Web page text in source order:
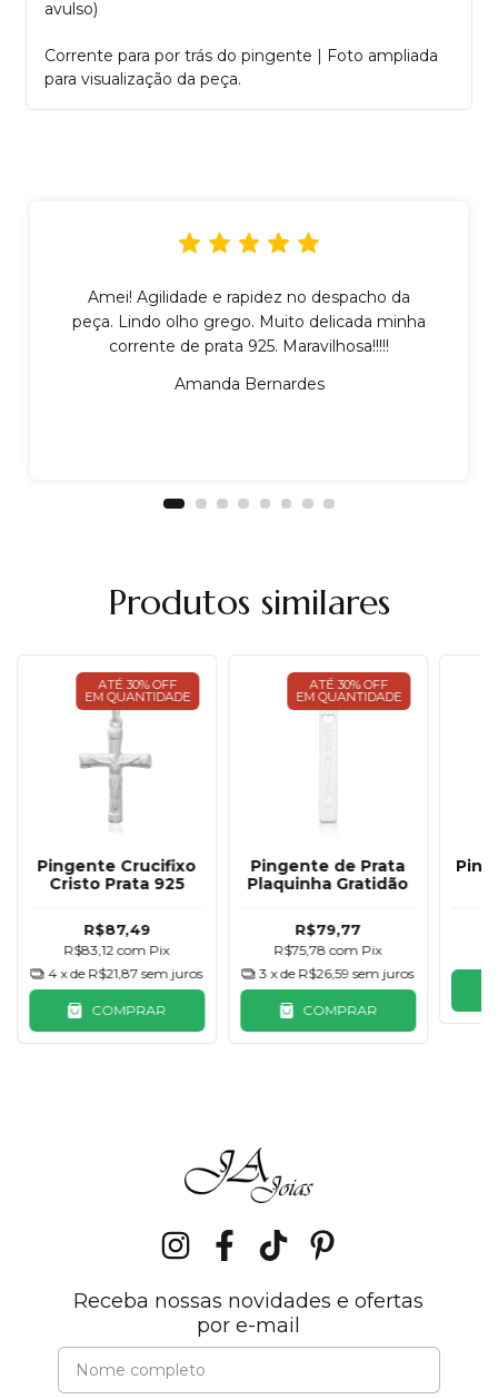
avulso)
Corrente para por trás do pingente | Foto ampliada
para visualização da peça.
Amei! Agilidade e rapidez no despacho da
peça. Lindo olho grego. Muito delicada minha
corrente de prata 925. Maravilhosa!!!!!
Amanda Bernardes
Produtos similares
ATÉ 30% OFF
EM QUANTIDADE
Pingente Crucifixo
Cristo Prata 925
R$87,49
R$83,12com Pix
4 x de R$21,87 sem juros
COMPRAR
ATÉ 30% OFF
EM QUANTIDADE
Pingente de Prata
Plaquinha Gratidão
R$79,77
R$75,78com Pix
3 x de R$26,59 sem juros
COMPRAR
Receba nossas novidades e ofertas
por e-mail